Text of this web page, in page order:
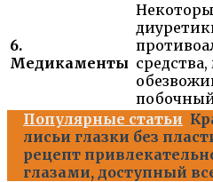
6.
Медикаменты
Популярные статьи
лисьи глазки без
рецепт
глазами, доступный